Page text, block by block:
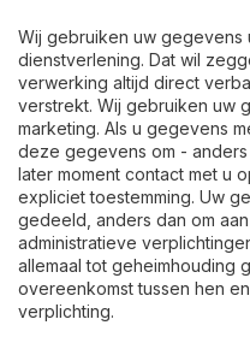
Wij gebruiken uw gegevens
dienstverlening. Dat wil
verwerking altijd direct
verstrekt. Wij gebruiken uw
marketing. Als u gegevens
deze gegevens om -
later moment contact met u
expliciet toestemming. Uw
gedeeld, anders dan om
administratieve
allemaal tot geheimhouding
overeenkomst tussen hen
verplichting.